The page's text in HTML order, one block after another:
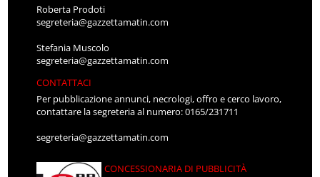
Roberta Prodoti
segreteria@gazzettamatin.com
Stefania Muscolo
segreteria@gazzettamatin.com
CONTATTACI
Per pubblicazione annunci, necrologi, offro e cerco lavoro,
contattare la segreteria al numero: 0165/231711
segreteria@gazzettamatin.com
CONCESSIONARIA DI PUBBLICITÀ